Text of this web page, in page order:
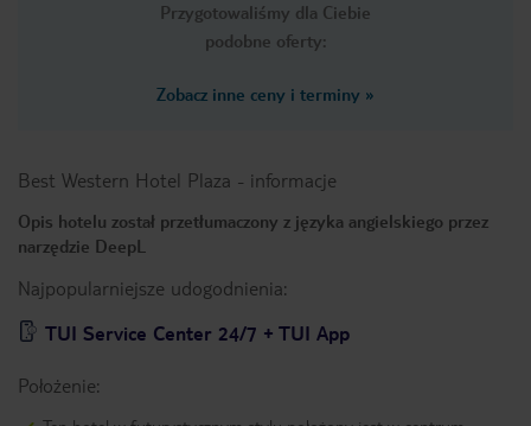
Przygotowaliśmy dla Ciebie
podobne oferty:
Zobacz inne ceny i terminy »
Best Western Hotel Plaza - informacje
Opis hotelu został przetłumaczony z języka angielskiego przez
narzędzie DeepL
Najpopularniejsze udogodnienia:
TUI Service Center 24/7 + TUI App
Położenie: